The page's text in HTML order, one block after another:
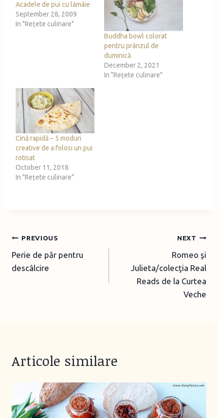
Acadele de pui cu lămâie
September 28, 2009
In "Rețete culinare"
Buddha bowl colorat
pentru prânzul de
duminică
December 2, 2021
In "Rețete culinare"
Cină rapidă – 5 moduri
creative de a folosi un pui
rotisat
October 11, 2018
In "Rețete culinare"
Post
navigation
PREVIOUS
Perie de păr pentru
descâlcire
NEXT
Romeo şi
Julieta/colecţia Real
Reads de la Curtea
Veche
Articole similare